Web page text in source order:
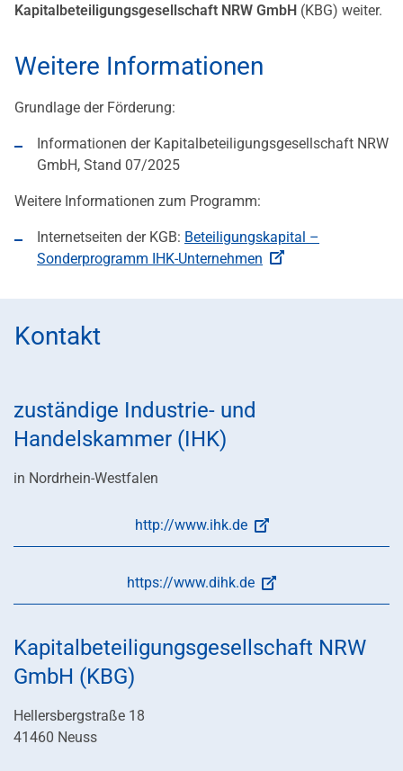
Kapitalbeteiligungsgesellschaft NRW GmbH (KBG) weiter.
Weitere Informationen
Grundlage der Förderung:
Informationen der Kapitalbeteiligungsgesellschaft NRW
GmbH, Stand 07/2025
Weitere Informationen zum Programm:
Internetseiten der KGB: Beteiligungskapital –
Sonderprogramm IHK-Unternehmen
Kontakt
zuständige Industrie- und
Handelskammer (IHK)
in Nordrhein-Westfalen
http://www.ihk.de
https://www.dihk.de
Kapitalbeteiligungsgesellschaft NRW
GmbH (KBG)
Hellersbergstraße 18
41460 Neuss